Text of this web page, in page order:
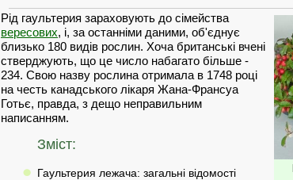
Рід гаультерия зараховують до сімейства
вересових, і, за останніми даними, об'єднує
близько 180 видів рослин. Хоча британські вчені
стверджують, що це число набагато більше -
234. Свою назву рослина отримала в 1748 році
на честь канадського лікаря Жана-Франсуа
Готьє, правда, з дещо неправильним
написанням.
Зміст:
Гаультерия лежача: загальні відомості